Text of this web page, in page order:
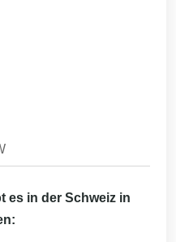
es in der Schweiz in